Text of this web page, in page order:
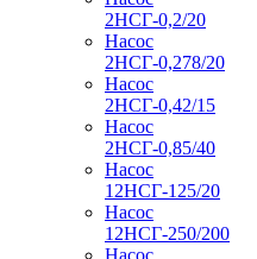
2НСГ-0,2/20
Насос
2НСГ-0,278/20
Насос
2НСГ-0,42/15
Насос
2НСГ-0,85/40
Насос
12НСГ-125/20
Насос
12НСГ-250/200
Насос